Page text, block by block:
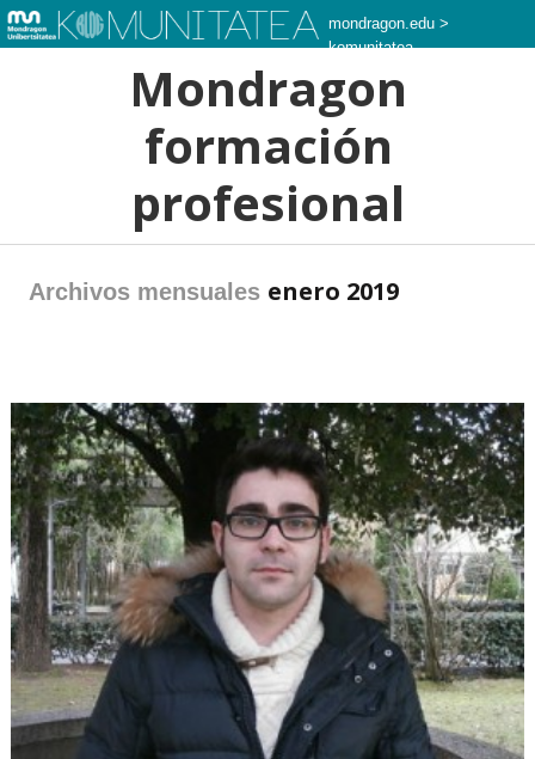
mondragon.edu >
komunitatea
Mondragon
formación
profesional
Archivos mensuales enero 2019
LEER MÁS